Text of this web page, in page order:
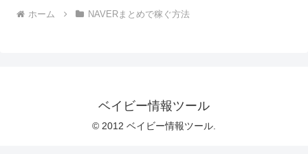
ホーム NAVERまとめで稼ぐ方法
ベイビー情報ツール
© 2012 ベイビー情報ツール.